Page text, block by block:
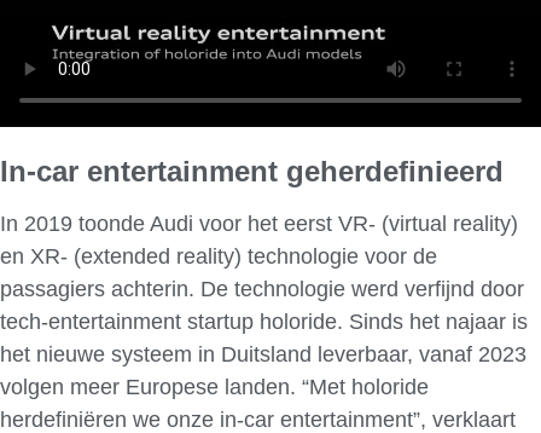
In-car entertainment geherdefinieerd
In 2019 toonde Audi voor het eerst VR- (virtual reality)
en XR- (extended reality) technologie voor de
passagiers achterin. De technologie werd verfijnd door
tech-entertainment startup holoride. Sinds het najaar is
het nieuwe systeem in Duitsland leverbaar, vanaf 2023
volgen meer Europese landen. “Met holoride
herdefiniëren we onze in-car entertainment”, verklaart